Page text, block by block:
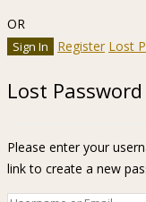
OR
Register Lost
Lost Password
Please enter your
link to create a new